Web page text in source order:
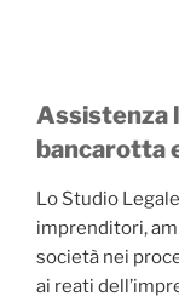
Assistenza
bancarotta
Lo Studio
imprenditori,
società nei
ai reati